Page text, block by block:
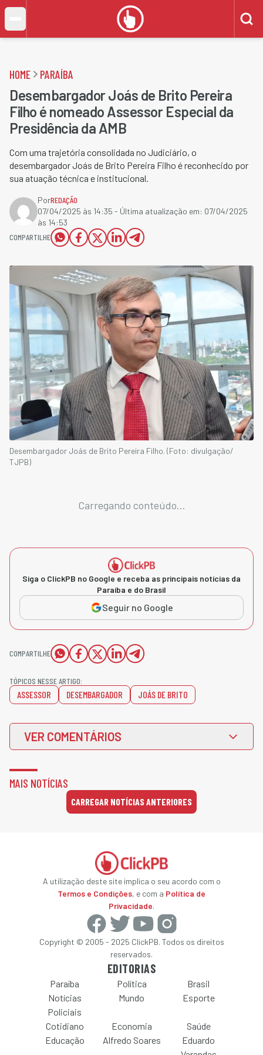
HOME PARAÍBA
Desembargador Joás de Brito Pereira
Filho é nomeado Assessor Especial da
Presidência da AMB
Com uma trajetória consolidada no Judiciário, o
desembargador Joás de Brito Pereira Filho é reconhecido por
sua atuação técnica e institucional.
PorREDAÇÃO
07/04/2025 às 14:35 - Última atualização em: 07/04/2025
às 14:53
COMPARTILHE
Desembargador Joás de Brito Pereira Filho. (Foto: divulgação/
TJPB)
Carregando conteúdo...
Siga o ClickPB no Google e receba as principais notícias da
Paraíba e do Brasil
Seguir no Google
COMPARTILHE
TÓPICOS NESSE ARTIGO:
ASSESSOR DESEMBARGADOR JOÁS DE BRITO
VER COMENTÁRIOS
MAIS NOTÍCIAS
CARREGAR NOTÍCIAS ANTERIORES
A utilização deste site implica o seu acordo com o
Termos e Condições, e com a Política de
Privacidade.
Copyright © 2005 - 2025 ClickPB. Todos os direitos
reservados.
EDITORIAS
Paraíba Política
Brasil
Notícias
Policiais
Mundo Esporte
Cotidiano Economia
Saúde
Educação
Alfredo Soares
Eduardo